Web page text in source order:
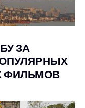
ЗА
ФИЛЬМОВ